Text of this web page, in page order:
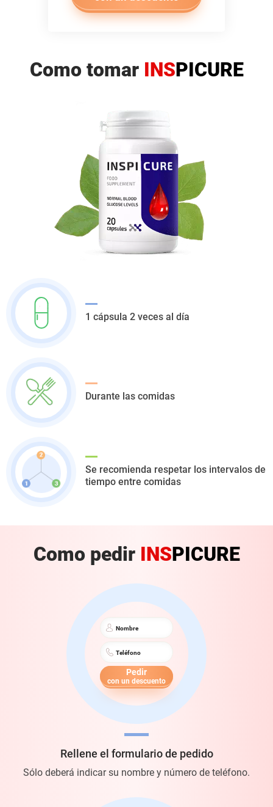
Como tomar INSPICURE
1 cápsula 2 veces al día
Durante las comidas
Se recomienda respetar los intervalos de
tiempo entre comidas
Como pedir INSPICURE
Nombre
Teléfono
Pedir
con un descuento
Rellene el formulario de pedido
Sólo deberá indicar su nombre y número de teléfono.